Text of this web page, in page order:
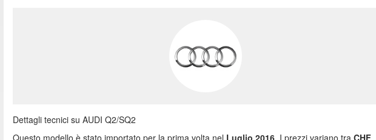
Dettagli tecnici su AUDI Q2/SQ2
Questo modello è stato importato per la prima volta nel Luglio 2016. I prezzi variano tra CHF